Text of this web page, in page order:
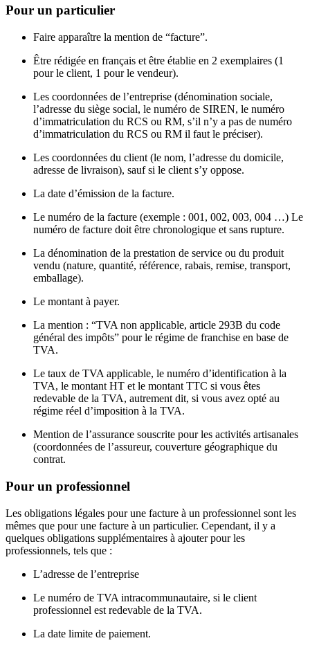
Pour un particulier
Faire apparaître la mention de “facture”.
Être rédigée en français et être établie en 2 exemplaires (1
pour le client, 1 pour le vendeur).
Les coordonnées de l’entreprise (dénomination sociale,
l’adresse du siège social, le numéro de SIREN, le numéro
d’immatriculation du RCS ou RM, s’il n’y a pas de numéro
d’immatriculation du RCS ou RM il faut le préciser).
Les coordonnées du client (le nom, l’adresse du domicile,
adresse de livraison), sauf si le client s’y oppose.
La date d’émission de la facture.
Le numéro de la facture (exemple : 001, 002, 003, 004 …) Le
numéro de facture doit être chronologique et sans rupture.
La dénomination de la prestation de service ou du produit
vendu (nature, quantité, référence, rabais, remise, transport,
emballage).
Le montant à payer.
La mention : “TVA non applicable, article 293B du code
général des impôts” pour le régime de franchise en base de
TVA.
Le taux de TVA applicable, le numéro d’identification à la
TVA, le montant HT et le montant TTC si vous êtes
redevable de la TVA, autrement dit, si vous avez opté au
régime réel d’imposition à la TVA.
Mention de l’assurance souscrite pour les activités artisanales
(coordonnées de l’assureur, couverture géographique du
contrat.
Pour un professionnel
Les obligations légales pour une facture à un professionnel sont les
mêmes que pour une facture à un particulier. Cependant, il y a
quelques obligations supplémentaires à ajouter pour les
professionnels, tels que :
L’adresse de l’entreprise
Le numéro de TVA intracommunautaire, si le client
professionnel est redevable de la TVA.
La date limite de paiement.